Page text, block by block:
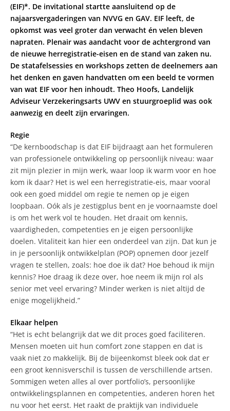
(EIF)*. De invitational startte aansluitend op de
najaarsvergaderingen van NVVG en GAV. EIF leeft, de
opkomst was veel groter dan verwacht én velen bleven
napraten. Plenair was aandacht voor de achtergrond van
de nieuwe herregistratie-eisen en de stand van zaken nu.
De statafelsessies en workshops zetten de deelnemers aan
het denken en gaven handvatten om een beeld te vormen
van wat EIF voor hen inhoudt. Theo Hoofs, Landelijk
Adviseur Verzekeringsarts UWV en stuurgroeplid was ook
aanwezig en deelt zijn ervaringen.
Regie
“De kernboodschap is dat EIF bijdraagt aan het formuleren
van professionele ontwikkeling op persoonlijk niveau: waar
zit mijn plezier in mijn werk, waar loop ik warm voor en hoe
kom ik daar? Het is wel een herregistratie-eis, maar vooral
ook een goed middel om regie te nemen op je eigen
loopbaan. Oók als je zestigplus bent en je voornaamste doel
is om het werk vol te houden. Het draait om kennis,
vaardigheden, competenties en je eigen persoonlijke
doelen. Vitaliteit kan hier een onderdeel van zijn. Dat kun je
in je persoonlijk ontwikkelplan (POP) opnemen door jezelf
vragen te stellen, zoals: hoe doe ik dat? Hoe behoud ik mijn
kennis? Hoe draag ik deze over, hoe neem ik mijn rol als
senior met veel ervaring? Minder werken is niet altijd de
enige mogelijkheid.”
Elkaar helpen
“Het is echt belangrijk dat we dit proces goed faciliteren.
Mensen moeten uit hun comfort zone stappen en dat is
vaak niet zo makkelijk. Bij de bijeenkomst bleek ook dat er
een groot kennisverschil is tussen de verschillende artsen.
Sommigen weten alles al over portfolio’s, persoonlijke
ontwikkelingsplannen en competenties, anderen horen het
nu voor het eerst. Het raakt de praktijk van individuele